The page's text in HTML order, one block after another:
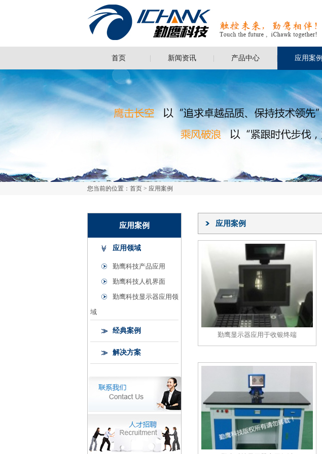
首页 新闻资讯 产品中心 应用案例
您当前的位置： 首页 > 应用案例
应用案例
应用领域
勤鹰科技产品应用
勤鹰科技人机界面
勤鹰科技显示器应用领
域
经典案例
解决方案
应用案例
勤鹰显示器应用于收银终端